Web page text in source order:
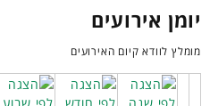
יומן אירועים
מומלץ לוודא קיום האירועים